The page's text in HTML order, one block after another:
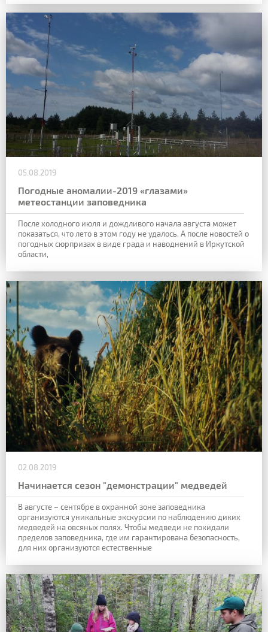
05.08.2019
Погодные аномалии-2019 «глазами»
метеостанции заповедника
После холодного июля и дождливого начала августа может
показаться, что лето в этом году не удалось. А после новостей о
погодных сюрпризах в виде града и наводнений в Иркутской
области,
02.08.2019
Начинается сезон "демонстрации" медведей
В августе – сентябре в охранной зоне заповедника
организуются уникальные экскурсии по наблюдениюдиких
медведей на овсяных полях. Чтобы медведи не покидали
пределов заповедника, где им гарантирована безопасность,
для них организуются естественные